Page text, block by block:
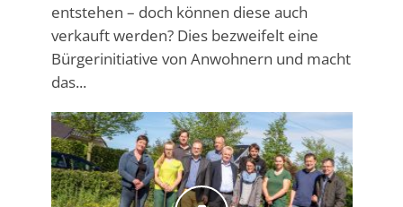
entstehen – doch können diese auch
verkauft werden? Dies bezweifelt eine
Bürgerinitiative von Anwohnern und macht
das...